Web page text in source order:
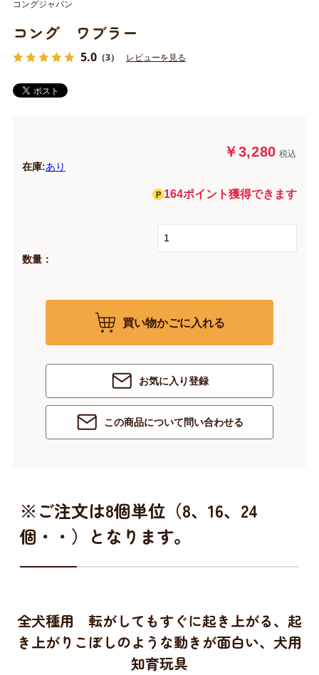
コング ワブラー
5.0（3） レビューを見る
￥3,280 税込
在庫:あり
164ポイント獲得できます
数量：
買い物かごに入れる
お気に入り登録
この商品について問い合わせる
コングジャパン
※ご注文は8個単位（8、16、24
個・・）となります。
全犬種用 転がしてもすぐに起き上がる、起
き上がりこぼしのような動きが面白い、犬用
知育玩具